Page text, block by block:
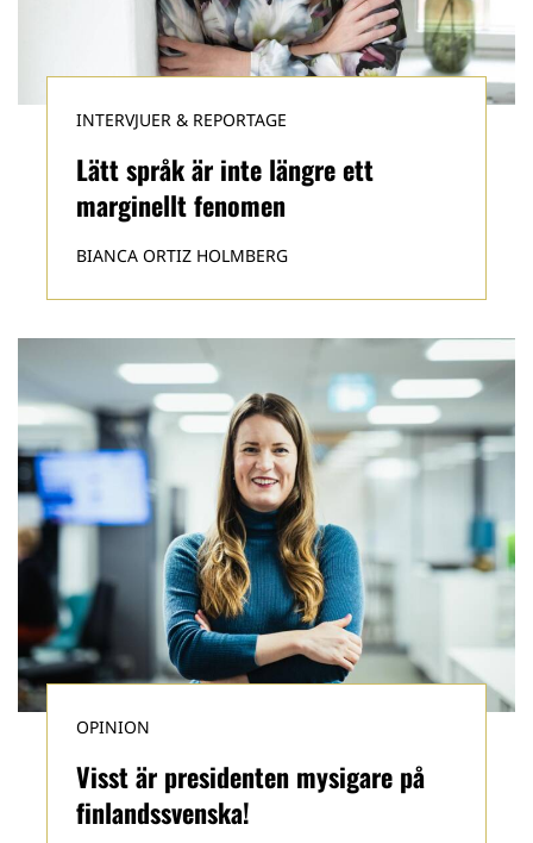
Lätt språk är inte längre ett
marginellt fenomen
INTERVJUER & REPORTAGE
BIANCA ORTIZ HOLMBERG
Visst är presidenten mysigare på
finlandssvenska!
OPINION